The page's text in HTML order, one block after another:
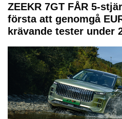
ZEEKR 7GT FÅR 5-
första att genomgå
krävande tester under